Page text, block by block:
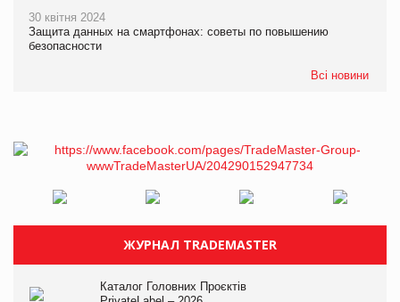
30 квітня 2024
Защита данных на смартфонах: советы по повышению
безопасности
Всі новини
ЖУРНАЛ TRADEMASTER
Каталог Головних Проєктів